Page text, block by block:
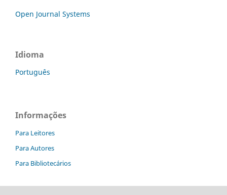
Open Journal Systems
Idioma
Português
Informações
Para Leitores
Para Autores
Para Bibliotecários